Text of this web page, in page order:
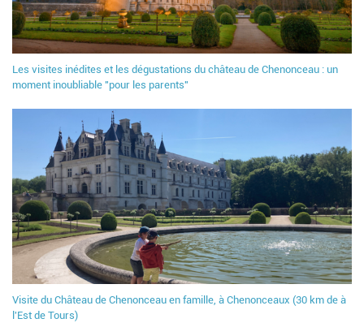
Les visites inédites et les dégustations du château de Chenonceau : un
moment inoubliable "pour les parents"
Visite du Château de Chenonceau en famille, à Chenonceaux (30 km de à
l'Est de Tours)